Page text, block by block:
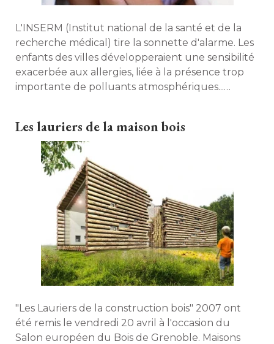
L'INSERM (Institut national de la santé et de la
recherche médical) tire la sonnette d'alarme. Les
enfants des villes développeraient une sensibilité
exacerbée aux allergies, liée à la présence trop
importante de polluants atmosphériques...
Les lauriers de la maison bois
"Les Lauriers de la construction bois" 2007 ont
été remis le vendredi 20 avril à l'occasion du
Salon européen du Bois de Grenoble. Maisons